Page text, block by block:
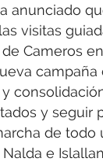
anunciado
visitas
Cameros
campaña
y seguir
de todo
e